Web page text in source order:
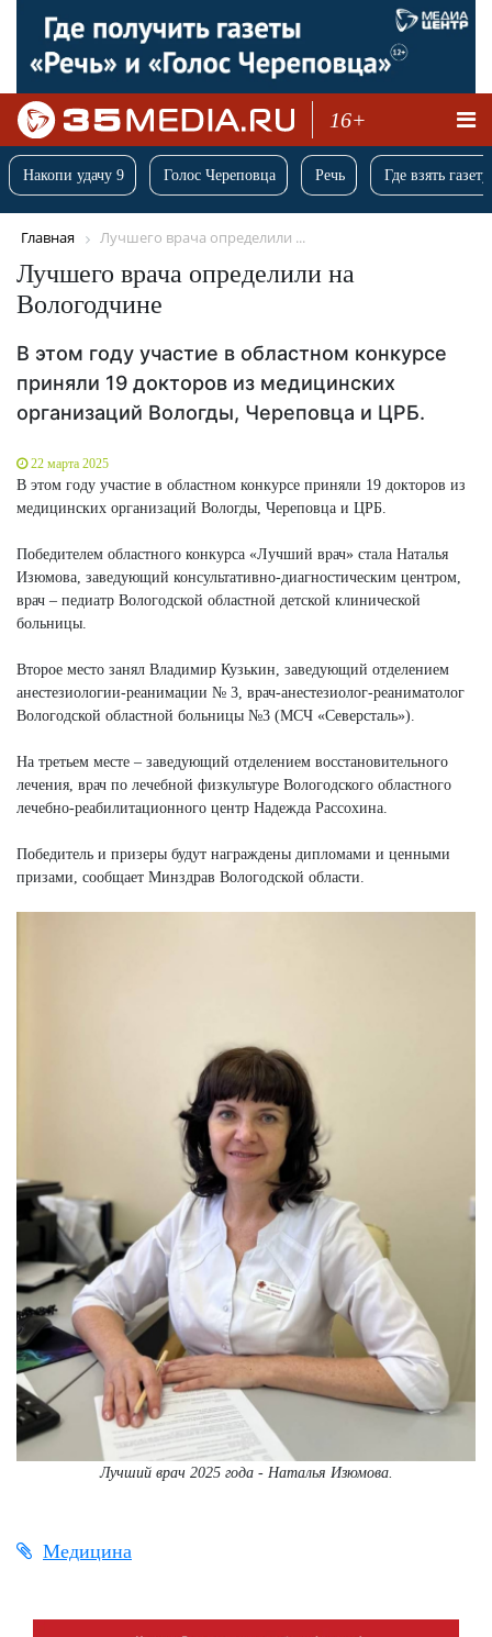
16+
Накопи удачу 9 Голос Череповца Речь Где взять
Главная Лучшего врача определили ...
Лучшего врача определили на
Вологодчине
В этом году участие в областном конкурсе
приняли 19 докторов из медицинских
организаций Вологды, Череповца и ЦРБ.
22 марта 2025
В этом году участие в областном конкурсе приняли 19 докторов из
медицинских организаций Вологды, Череповца и ЦРБ.
Победителем областного конкурса «Лучший врач» стала Наталья
Изюмова, заведующий консультативно-диагностическим центром,
врач – педиатр Вологодской областной детской клинической
больницы.
Второе место занял Владимир Кузькин, заведующий отделением
анестезиологии-реанимации № 3, врач-анестезиолог-реаниматолог
Вологодской областной больницы №3 (МСЧ «Северсталь»).
На третьем месте – заведующий отделением восстановительного
лечения, врач по лечебной физкультуре Вологодского областного
лечебно-реабилитационного центр Надежда Рассохина.
Победитель и призеры будут награждены дипломами и ценными
призами, сообщает Минздрав Вологодской области.
Лучший врач 2025 года - Наталья Изюмова.
Медицина